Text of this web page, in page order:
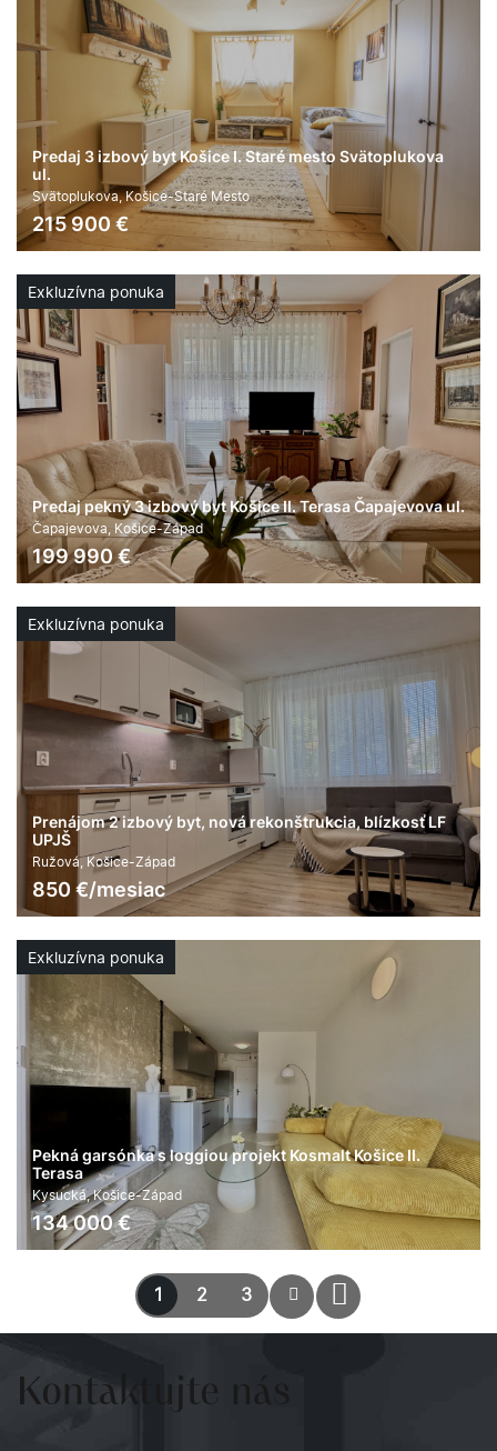
Predaj 3 izbový byt Košice I. Staré mesto Svätoplukova
ul.
Svätoplukova, Košice-Staré Mesto
215 900€
3 77 m2 áno
Exkluzívna ponuka
Predaj pekný 3 izbový byt Košice II. Terasa Čapajevova ul.
Čapajevova, Košice-Západ
199 990€
3 60 m2 áno
Exkluzívna ponuka
Prenájom 2 izbový byt, nová rekonštrukcia, blízkosť LF
UPJŠ
Ružová, Košice-Západ
850 €/mesiac
2 42 m2 áno
Exkluzívna ponuka
Pekná garsónka s loggiou projekt Kosmalt Košice II.
Terasa
Kysucká, Košice-Západ
134 000€
1 24 m2 áno
1 2 3
Kontaktujte nás